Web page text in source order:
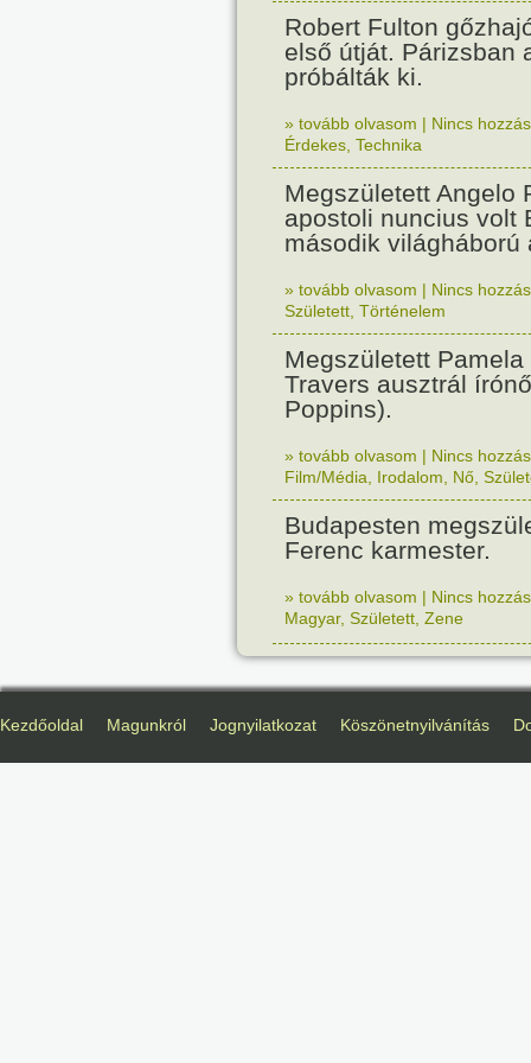
Robert Fulton
első útját. Párizsban
próbálták ki.
» tovább olvasom | Nincs
Érdekes Technika
Megszületett Angelo
apostoli nuncius volt
második világháború
» tovább olvasom | Nincs
Született Történelem
Megszületett Pamela
Travers ausztrál
Poppins).
» tovább olvasom | Nincs
Film/Média
Irodalom Nő
Budapesten
Ferenc karmester.
» tovább olvasom | Nincs
Magyar, Született Zene
Kezdőoldal Magunkról Jognyilatkozat Köszönetnyilvánítás